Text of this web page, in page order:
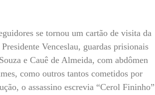
se tornou um cartão de visita da
Venceslau, guardas prisionais
e Cauê de Almeida, com abdômen
como outros tantos cometidos por
o assassino escrevia “Cerol Fininho”